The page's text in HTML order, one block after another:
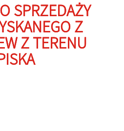
SPRZEDAŻY
Z
Z TERENU